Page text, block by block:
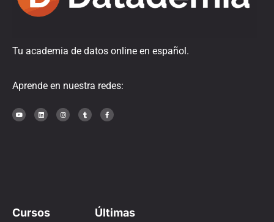
Tu academia de datos online en español.
Aprende en nuestra redes:
Cursos
Últimas